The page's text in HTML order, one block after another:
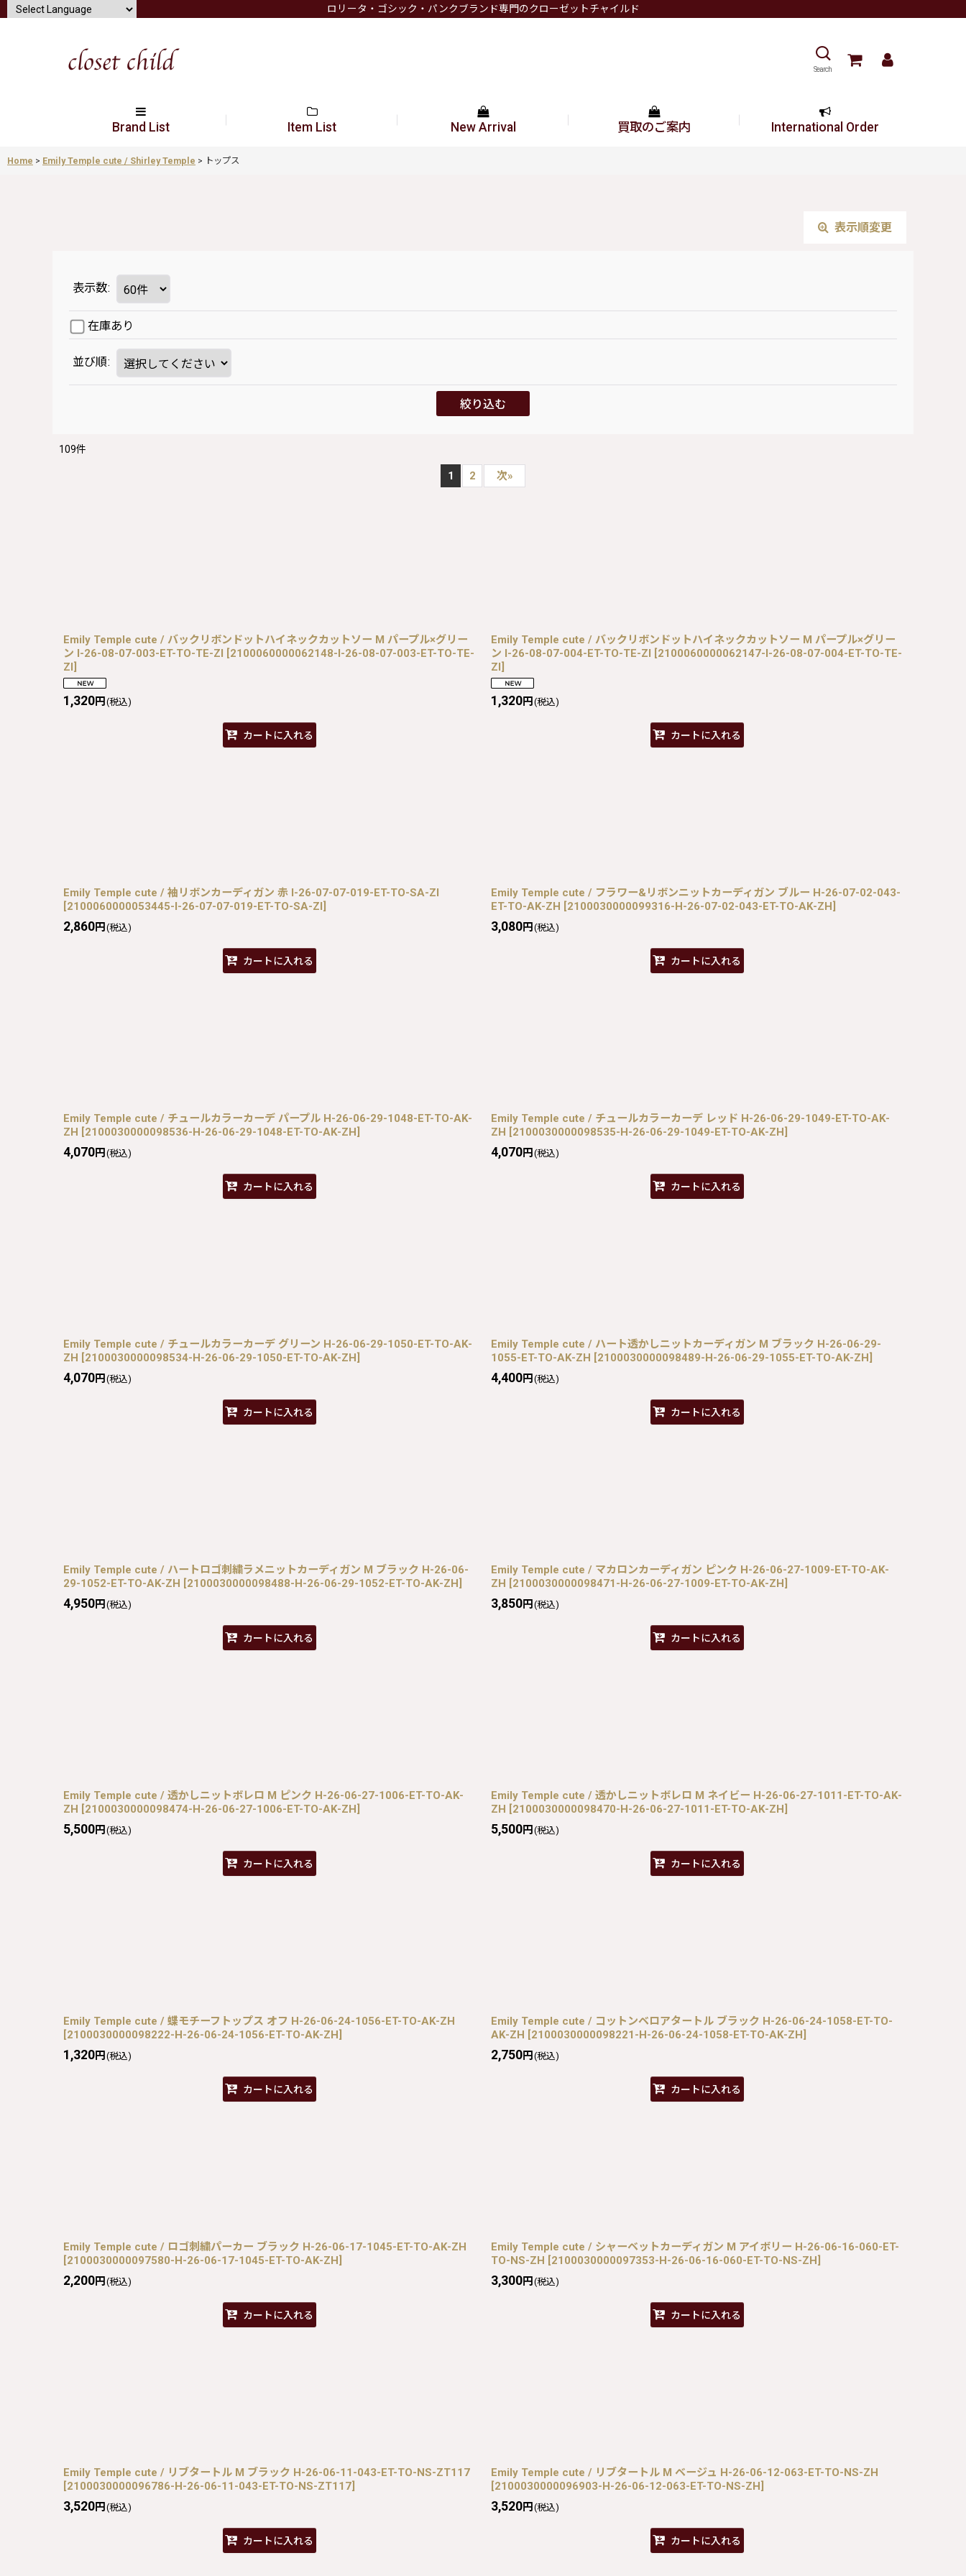
ロリータ・ゴシック・パンクブランド専門のクローゼットチャイルド
Search
Brand List Item List New Arrival 買取のご案内 International Order
Home > Emily Temple cute / Shirley Temple > トップス
表示順変更
表示数:
在庫あり
並び順:
絞り込む
109件
1 2 次»
Emily Temple cute / バックリボンドットハイネックカットソー M パープル×グリー
ン I-26-08-07-003-ET-TO-TE-ZI [2100060000062148-I-26-08-07-003-ET-TO-TE-
ZI]
1,320円 (税込)
カートに入れる
Emily Temple cute / バックリボンドットハイネックカットソー M パープル×グリー
ン I-26-08-07-004-ET-TO-TE-ZI [2100060000062147-I-26-08-07-004-ET-TO-TE-
ZI]
1,320円 (税込)
カートに入れる
Emily Temple cute / 袖リボンカーディガン 赤 I-26-07-07-019-ET-TO-SA-ZI
[2100060000053445-I-26-07-07-019-ET-TO-SA-ZI]
2,860円 (税込)
カートに入れる
Emily Temple cute / フラワー&リボンニットカーディガン ブルー H-26-07-02-043-
ET-TO-AK-ZH [2100030000099316-H-26-07-02-043-ET-TO-AK-ZH]
3,080円 (税込)
カートに入れる
Emily Temple cute / チュールカラーカーデ パープル H-26-06-29-1048-ET-TO-AK-
ZH [2100030000098536-H-26-06-29-1048-ET-TO-AK-ZH]
4,070円 (税込)
カートに入れる
Emily Temple cute / チュールカラーカーデ レッド H-26-06-29-1049-ET-TO-AK-
ZH [2100030000098535-H-26-06-29-1049-ET-TO-AK-ZH]
4,070円 (税込)
カートに入れる
Emily Temple cute / チュールカラーカーデ グリーン H-26-06-29-1050-ET-TO-AK-
ZH [2100030000098534-H-26-06-29-1050-ET-TO-AK-ZH]
4,070円 (税込)
カートに入れる
Emily Temple cute / ハート透かしニットカーディガン M ブラック H-26-06-29-
1055-ET-TO-AK-ZH [2100030000098489-H-26-06-29-1055-ET-TO-AK-ZH]
4,400円 (税込)
カートに入れる
Emily Temple cute / ハートロゴ刺繍ラメニットカーディガン M ブラック H-26-06-
29-1052-ET-TO-AK-ZH [2100030000098488-H-26-06-29-1052-ET-TO-AK-ZH]
4,950円 (税込)
カートに入れる
Emily Temple cute / マカロンカーディガン ピンク H-26-06-27-1009-ET-TO-AK-
ZH [2100030000098471-H-26-06-27-1009-ET-TO-AK-ZH]
3,850円 (税込)
カートに入れる
Emily Temple cute / 透かしニットボレロ M ピンク H-26-06-27-1006-ET-TO-AK-
ZH [2100030000098474-H-26-06-27-1006-ET-TO-AK-ZH]
5,500円 (税込)
カートに入れる
Emily Temple cute / 透かしニットボレロ M ネイビー H-26-06-27-1011-ET-TO-AK-
ZH [2100030000098470-H-26-06-27-1011-ET-TO-AK-ZH]
5,500円 (税込)
カートに入れる
Emily Temple cute / 蝶モチーフトップス オフ H-26-06-24-1056-ET-TO-AK-ZH
[2100030000098222-H-26-06-24-1056-ET-TO-AK-ZH]
1,320円 (税込)
カートに入れる
Emily Temple cute / コットンベロアタートル ブラック H-26-06-24-1058-ET-TO-
AK-ZH [2100030000098221-H-26-06-24-1058-ET-TO-AK-ZH]
2,750円 (税込)
カートに入れる
Emily Temple cute / ロゴ刺繍パーカー ブラック H-26-06-17-1045-ET-TO-AK-ZH
[2100030000097580-H-26-06-17-1045-ET-TO-AK-ZH]
2,200円 (税込)
カートに入れる
Emily Temple cute / シャーベットカーディガン M アイボリー H-26-06-16-060-ET-
TO-NS-ZH [2100030000097353-H-26-06-16-060-ET-TO-NS-ZH]
3,300円 (税込)
カートに入れる
Emily Temple cute / リブタートル M ブラック H-26-06-11-043-ET-TO-NS-ZT117
[2100030000096786-H-26-06-11-043-ET-TO-NS-ZT117]
3,520円 (税込)
カートに入れる
Emily Temple cute / リブタートル M ベージュ H-26-06-12-063-ET-TO-NS-ZH
[2100030000096903-H-26-06-12-063-ET-TO-NS-ZH]
3,520円 (税込)
カートに入れる